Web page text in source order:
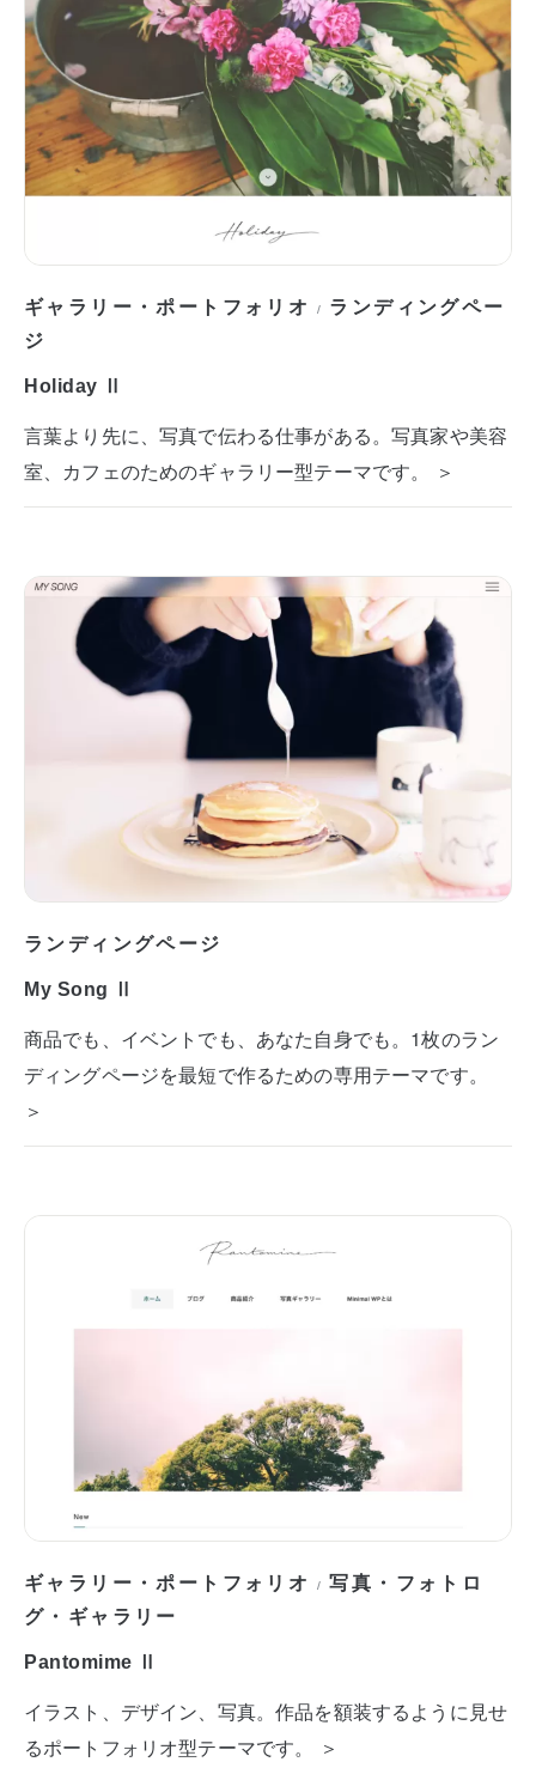
ギャラリー・ポートフォリオ / ランディングペー
ジ
Holiday Ⅱ
言葉より先に、写真で伝わる仕事がある。写真家や美容
室、カフェのためのギャラリー型テーマです。 ＞
ランディングページ
My Song Ⅱ
商品でも、イベントでも、あなた自身でも。1枚のラン
ディングページを最短で作るための専用テーマです。
＞
ギャラリー・ポートフォリオ /写真・フォトロ
グ・ギャラリー
Pantomime Ⅱ
イラスト、デザイン、写真。作品を額装するように見せ
るポートフォリオ型テーマです。 ＞